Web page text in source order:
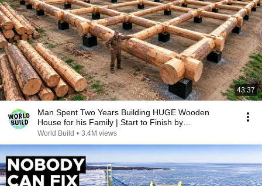
43:37
Man Spent Two Years Building HUGE Wooden
House for his Family | Start to Finish by
@bjornbrenton
World Build • 3.4M views